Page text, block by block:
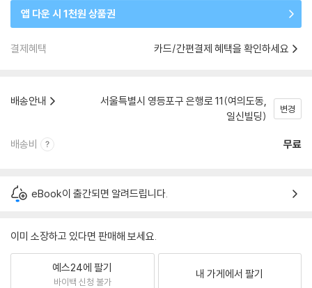
앱 다운 시 1천원 상품권
결제혜택 카드/간편결제 혜택을 확인하세요
배송안내
서울특별시 영등포구 은행로 11(여의도동,
일신빌딩)
변경
배송비 무료
eBook이 출간되면 알려드립니다.
이미 소장하고 있다면 판매해 보세요.
예스24에 팔기
바이백 신청 불가
내 가게에서 팔기